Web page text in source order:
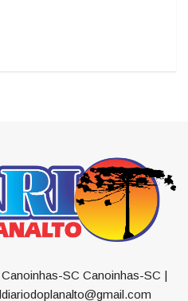
SC Canoinhas-SC |